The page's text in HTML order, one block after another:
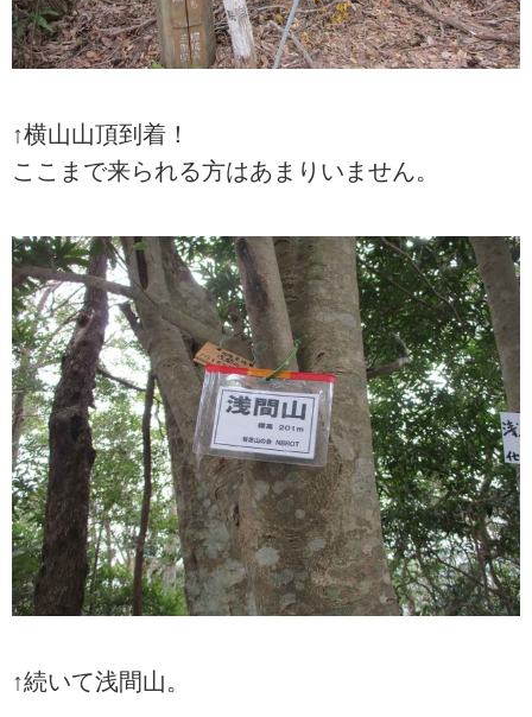
↑横山山頂到着！
ここまで来られる方はあまりいません。
↑続いて浅間山。